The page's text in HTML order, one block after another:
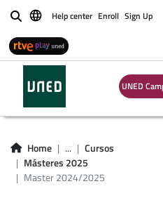
BuscarHelp center Enroll Sign Up
UNED
Home ...
Cursos
Másteres 2025
Master 2024/2025